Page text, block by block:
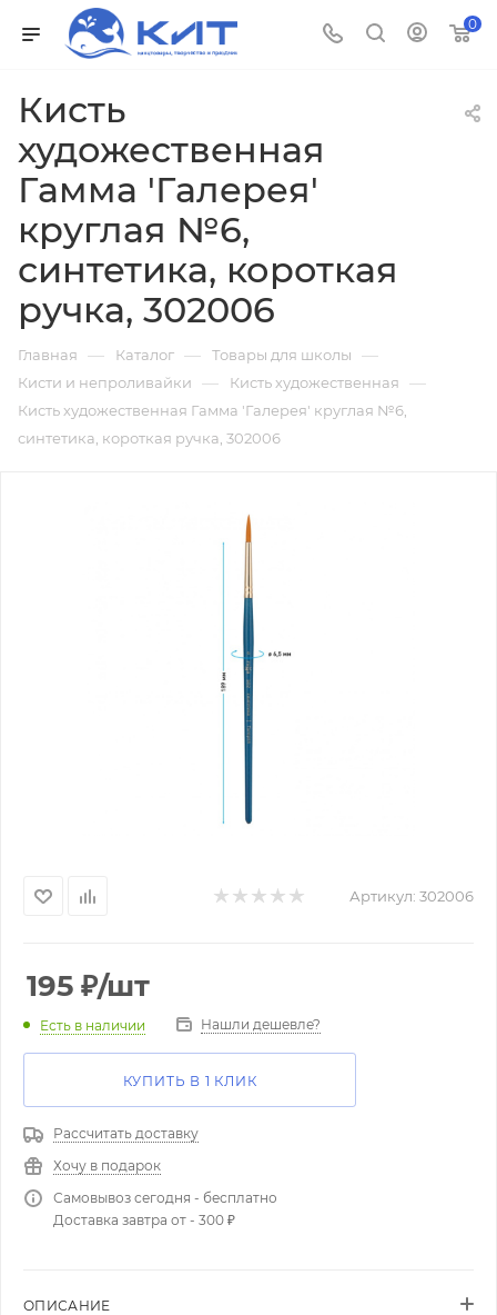
0
Кисть
художественная
Гамма 'Галерея'
круглая №6,
синтетика, короткая
ручка, 302006
Главная — Каталог — Товары для школы —
Кисти и непроливайки — Кисть художественная —
Кисть художественная Гамма 'Галерея' круглая №6,
синтетика, короткая ручка, 302006
Артикул: 302006
195 ₽/шт
Есть в наличии Нашли дешевле?
КУПИТЬ В 1 КЛИК
Рассчитать доставку
Хочу в подарок
Самовывоз сегодня - бесплатно
Доставка завтра от - 300 ₽
ОПИСАНИЕ